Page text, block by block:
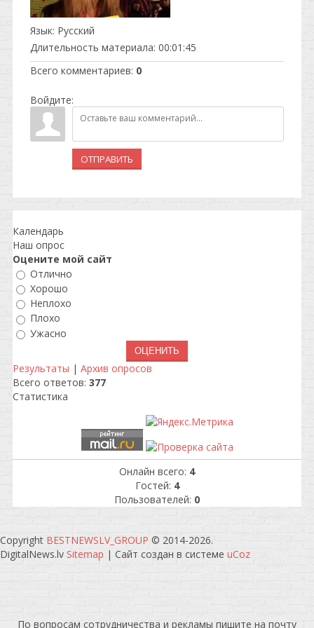
Язык: Русский
Длительность материала: 00:01:45
Всего комментариев: 0
Войдите:
ОТПРАВИТЬ
Календарь
Наш опрос
Оцените мой сайт
Отлично
Хорошо
Неплохо
Плохо
Ужасно
Результаты | Архив опросов
Всего ответов: 377
Статистика
Онлайн всего: 4
Гостей: 4
Пользователей: 0
Copyright BESTNEWSLV_GROUP © 2014-2026.
DigitalNews.lv Sitemap | Сайт создан в системе uCoz
По вопросам сотрудничества и рекламы пишите на почту